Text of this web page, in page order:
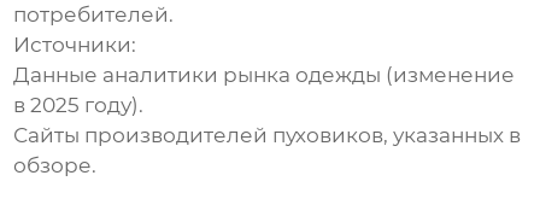
потребителей.
Источники:
Данные аналитики рынка одежды (изменение
в 2025 году).
Сайты производителей пуховиков, указанных в
обзоре.